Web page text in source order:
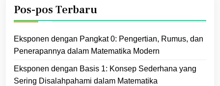
Pos-pos Terbaru
Eksponen dengan Pangkat 0: Pengertian, Rumus, dan
Penerapannya dalam Matematika Modern
Eksponen dengan Basis 1: Konsep Sederhana yang
Sering Disalahpahami dalam Matematika